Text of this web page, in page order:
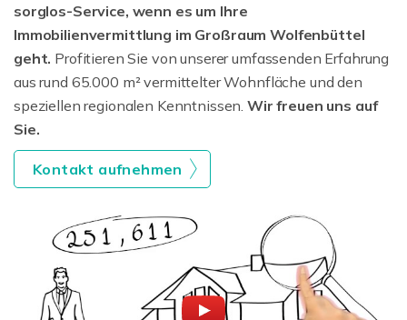
sorglos-Service, wenn es um Ihre
Immobilienvermittlung im Großraum Wolfenbüttel
geht. Profitieren Sie von unserer umfassenden Erfahrung
aus rund 65.000 m² vermittelter Wohnfläche und den
speziellen regionalen Kenntnissen. Wir freuen uns auf
Sie.
Kontakt aufnehmen